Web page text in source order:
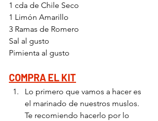
1 cda de Chile Seco
1 Limón Amarillo
3 Ramas de Romero
Sal al gusto
Pimienta al gusto
COMPRA EL KIT
Lo primero que vamos a hacer es
el marinado de nuestros muslos.
Te recomiendo hacerlo por lo